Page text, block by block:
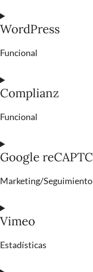
WordPress
Funcional
Complianz
Funcional
Google
Marketing/Seguimiento
Vimeo
Estadísticas